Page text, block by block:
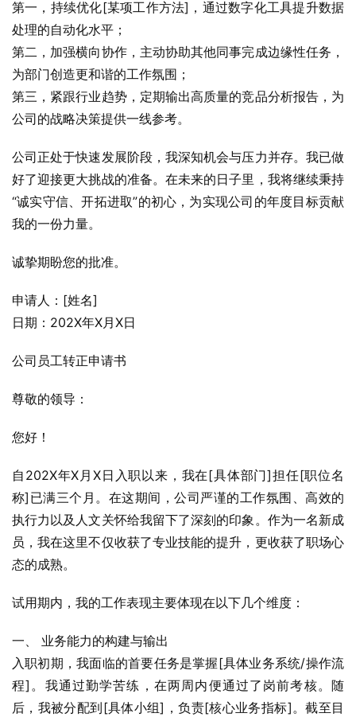
第一，持续优化[某项工作方法]，通过数字化工具提升数据
处理的自动化水平；
第二，加强横向协作，主动协助其他同事完成边缘性任务，
为部门创造更和谐的工作氛围；
第三，紧跟行业趋势，定期输出高质量的竞品分析报告，为
公司的战略决策提供一线参考。
公司正处于快速发展阶段，我深知机会与压力并存。我已做
好了迎接更大挑战的准备。在未来的日子里，我将继续秉持
“诚实守信、开拓进取”的初心，为实现公司的年度目标贡献
我的一份力量。
诚挚期盼您的批准。
申请人：[姓名]
日期：202X年X月X日
公司员工转正申请书
尊敬的领导：
您好！
自202X年X月X日入职以来，我在[具体部门]担任[职位名
称]已满三个月。在这期间，公司严谨的工作氛围、高效的
执行力以及人文关怀给我留下了深刻的印象。作为一名新成
员，我在这里不仅收获了专业技能的提升，更收获了职场心
态的成熟。
试用期内，我的工作表现主要体现在以下几个维度：
一、 业务能力的构建与输出
入职初期，我面临的首要任务是掌握[具体业务系统/操作流
程]。我通过勤学苦练，在两周内便通过了岗前考核。随
后，我被分配到[具体小组]，负责[核心业务指标]。截至目